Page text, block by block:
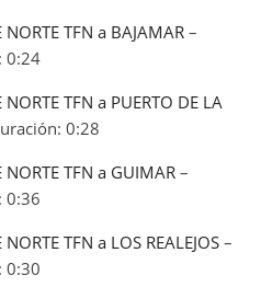
NORTE TFN a BAJAMAR –
0:24
NORTE TFN a PUERTO DE LA
0:28
NORTE TFN a GUIMAR –
0:36
TFN a LOS REALEJOS –
0:30